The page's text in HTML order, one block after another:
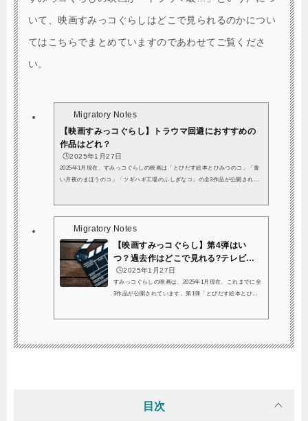
時間は 1時間ちょっと なので、隙間時間にサクッと見られるのも嬉しいポイン
トで...
いて、映画すみっコぐらしはどこで見られるのかについ
てはこちらでまとめていますのであわせてご覧くださ
い。
Migratory Notes
【映画すみっコぐらし】トラウマ回避におすすめの
作品はどれ？
🕒️2025年1月27日
2025年1月現在、すみっコぐらしの映画は「とびだす絵本とひみつのコ」「青
い月夜のまほうのコ」「ツギハギ工場のふしぎなコ」の全3作品が公開されて
たのに、気づいたら自分が号泣していた…」「大人の方が泣けた…」という感
動の声も多く寄せられていますね。子どもはもちろん、大人にとっても 忘れ
ていた大切な...
Migratory Notes
【映画すみっコぐらし】第4弾はい
つ？過去作はどこで見れる?テレビ放
送はあるのか...
🕒️2025年1月27日
すみっコぐらしの映画は、2025年1月現在、これまでに全
3作品が公開されています。第1弾「とびだす絵本とひみ
目次